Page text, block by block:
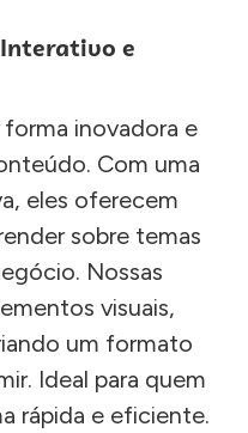
e
forma inovadora e
Com uma
eles oferecem
sobre temas
Nossas
visuais,
um formato
Ideal para quem
rápida e eficiente.